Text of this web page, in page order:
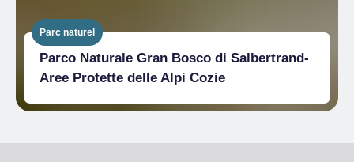
Parc naturel
Parco Naturale Gran Bosco di Salbertrand-
Aree Protette delle Alpi Cozie